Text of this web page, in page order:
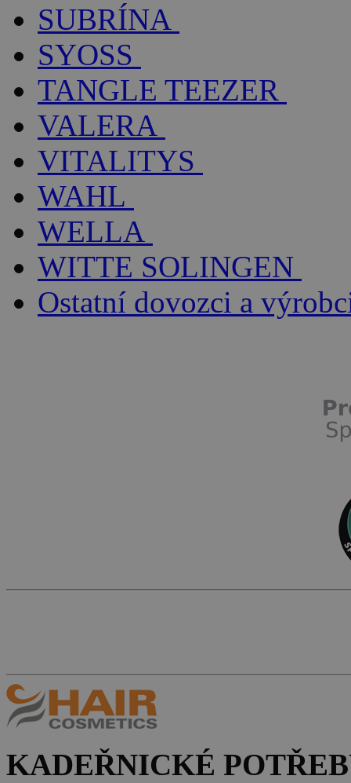
SUBRÍNA
SYOSS
TANGLE TEEZER
VALERA
VITALITYS
WAHL
WELLA
WITTE SOLINGEN
Ostatní dovozci a
KADEŘNICKÉ